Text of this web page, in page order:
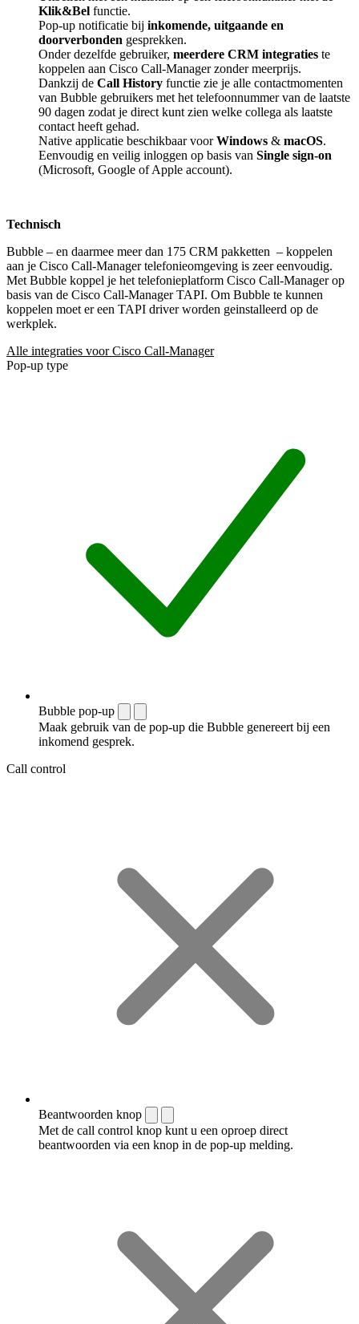
Klik&Bel functie.
Pop-up notificatie bij inkomende, uitgaande en
doorverbonden gesprekken.
Onder dezelfde gebruiker, meerdere CRM integraties te
koppelen aan Cisco Call-Manager zonder meerprijs.
Dankzij de Call History functie zie je alle contactmomenten
van Bubble gebruikers met het telefoonnummer van de laatste
90 dagen zodat je direct kunt zien welke collega als laatste
contact heeft gehad.
Native applicatie beschikbaar voorWindows & macOS.
Eenvoudig en veilig inloggen op basis van Single sign-on
(Microsoft, Google of Apple account).
Technisch
Bubble – en daarmee meer dan 175 CRM pakketten – koppelen
aan je Cisco Call-Manager telefonieomgeving is zeer eenvoudig.
Met Bubble koppel je het telefonieplatform Cisco Call-Manager op
basis van de Cisco Call-Manager TAPI. Om Bubble te kunnen
koppelen moet er een TAPI driver worden geinstalleerd op de
werkplek.
Alle integraties voor Cisco Call-Manager
Pop-up type
Bubble pop-up
Maak gebruik van de pop-up die Bubble genereert bij een
inkomend gesprek.
Call control
Beantwoorden knop
Met de call control knop kunt u een oproep direct
beantwoorden via een knop in de pop-up melding.